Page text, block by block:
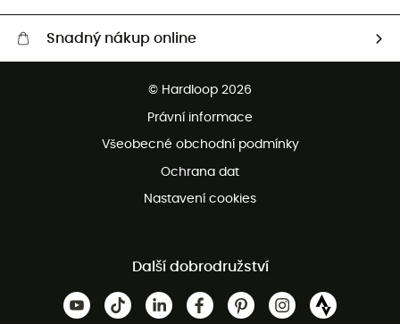
Snadný nákup online
Bezplatné vrácení do 100 dnů
Bezplatná zákaznická služba
© Hardloop 2026
Právní informace
Všeobecné obchodní podmínky
Ochrana dat
Nastavení cookies
Další dobrodružství